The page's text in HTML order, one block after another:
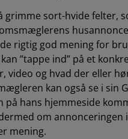
grimme sort-hvide felter,
rigtig god mening for
”tappe ind” på et
video og hvad der eller
kan også se i sin
på hans hjemmeside
om annonceringen
mening.